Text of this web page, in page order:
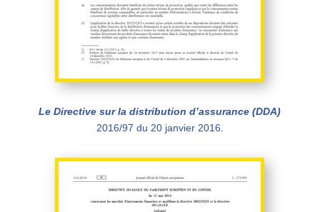
Le Directive sur la distribution d’assurance (DDA)
2016/97 du 20 janvier 2016